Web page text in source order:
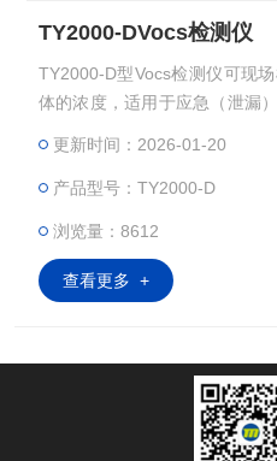
TY2000-DVocs检测仪
TY2000-D型Vocs检测仪可现
体的浓度，适用于应急（泄漏
更新时间：2026-01-20
产品型号：TY2000-D
浏览量：8612
查看更多 +